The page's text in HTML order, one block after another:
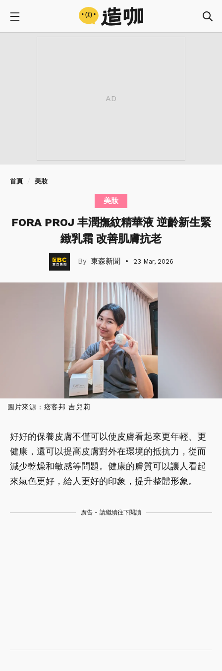
首頁 美妝
美妝
FORA PROJ 丰潤撫紋精華液 逆齡新生緊
緻乳霜 改善肌膚抗老
東森新聞 23 Mar, 2026
圖片來源：痞客邦 吉兒莉
好好的保養皮膚不僅可以使皮膚看起來更年輕、更
健康，還可以提高皮膚對外在環境的抵抗力，從而
減少乾燥和敏感等問題。健康的膚質可以讓人看起
來氣色更好，給人更好的印象，提升整體形象。
廣告 - 請繼續往下閱讀